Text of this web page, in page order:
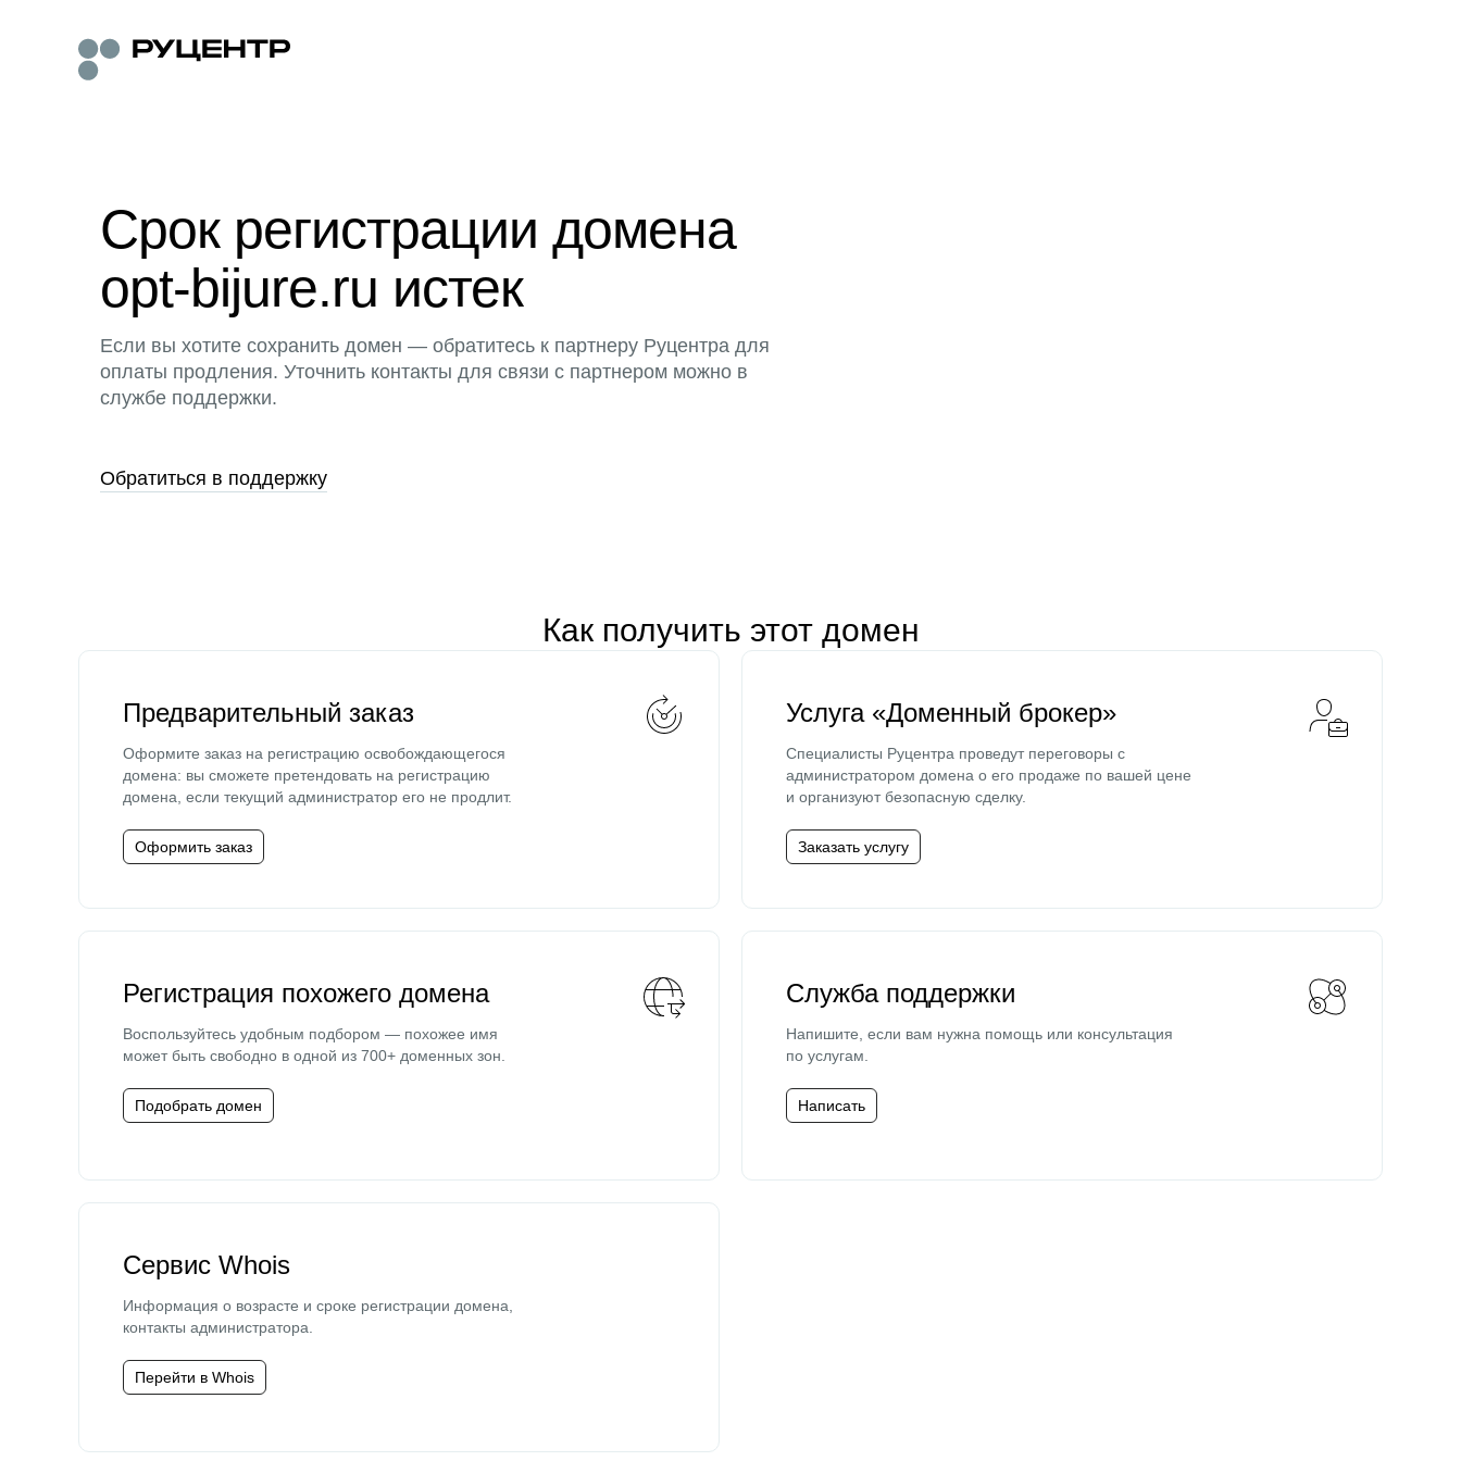
Срок регистрации домена
opt-bijure.ru истек
Если вы хотите сохранить домен — обратитесь к партнеру Руцентра для
оплаты продления. Уточнить контакты для связи с партнером можно в
службе поддержки.
Обратиться в поддержку
Как получить этот домен
Предварительный заказ
Оформите заказ на регистрацию освобождающегося
домена: вы сможете претендовать на регистрацию
домена, если текущий администратор его не продлит.
Оформить заказ
Услуга «Доменный брокер»
Специалисты Руцентра проведут переговоры с
администратором домена о его продаже по вашей цене
и организуют безопасную сделку.
Заказать услугу
Регистрация похожего домена
Воспользуйтесь удобным подбором — похожее имя
может быть свободно в одной из 700+ доменных зон.
Подобрать домен
Служба поддержки
Напишите, если вам нужна помощь или консультация
по услугам.
Написать
Сервис Whois
Информация о возрасте и сроке регистрации домена,
контакты администратора.
Перейти в Whois